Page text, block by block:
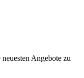
Angebote zu